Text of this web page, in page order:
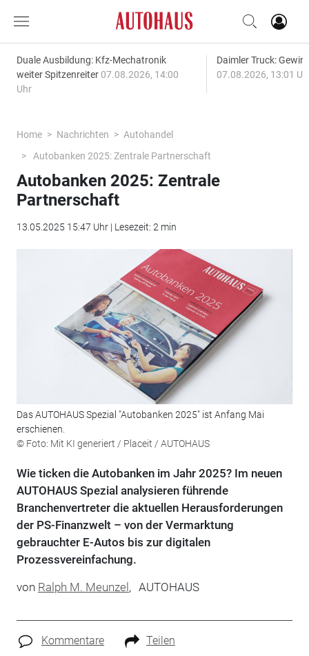
Duale Ausbildung: Kfz-Mechatronik
weiter Spitzenreiter 07.08.2026, 14:00
Uhr
Daimler Truck:
07.08.2026, 13:01
Home Nachrichten
Autohandel
Autobanken 2025: Zentrale Partnerschaft
Autobanken 2025: Zentrale
Partnerschaft
13.05.2025 15:47 Uhr | Lesezeit: 2 min
Das AUTOHAUS Spezial "Autobanken 2025" ist Anfang Mai
erschienen.
© Foto: Mit KI generiert / Placeit / AUTOHAUS
Wie ticken die Autobanken im Jahr 2025? Im neuen
AUTOHAUS Spezial analysieren führende
Branchenvertreter die aktuellen Herausforderungen
der PS-Finanzwelt – von der Vermarktung
gebrauchter E-Autos bis zur digitalen
Prozessvereinfachung.
von Ralph M. Meunzel , AUTOHAUS
Kommentare Teilen